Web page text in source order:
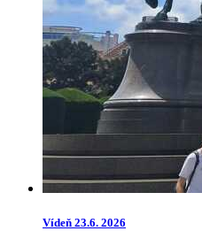
Vídeň 23.6. 2026